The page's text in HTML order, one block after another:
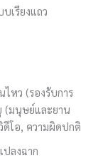
เรียงแถว
ไหว (รองรับการ
(มนุษย์และยาน
ดีโอ, ความผิดปกติ
ปลงฉาก